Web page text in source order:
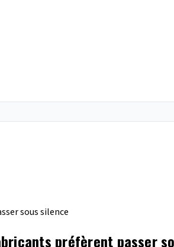
sous silence
préfèrent passer